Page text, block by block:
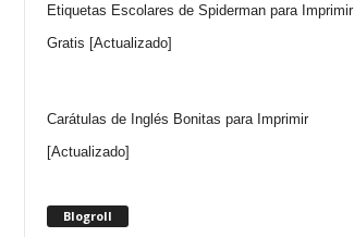
Etiquetas Escolares de Spiderman para Imprimir
Gratis [Actualizado]
Carátulas de Inglés Bonitas para Imprimir
[Actualizado]
Blogroll